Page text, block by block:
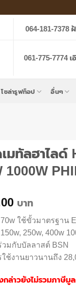
064-181-7378
061-775-7774 เ
โซล่ารูฟท็อป อื่นๆ
มทัลฮาไลด์
1000W
บาท
ใช้ขั้วมาตรฐาน
250w, 400w
วมกับบัลลาสต์ BSN
ใช้งานยาวนานถึง
กล่าวยังไม่รวมภาษีมู